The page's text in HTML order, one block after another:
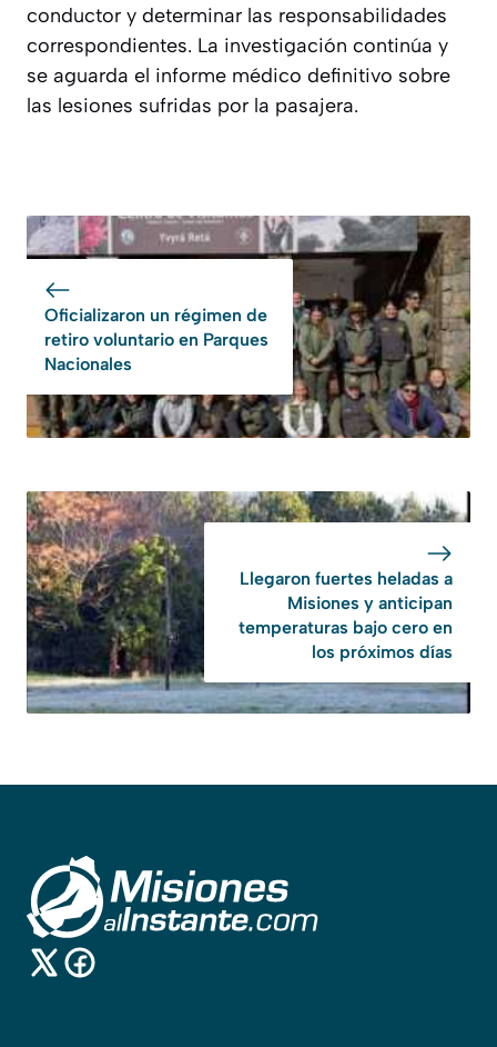
conductor y determinar las responsabilidades
correspondientes. La investigación continúa y
se aguarda el informe médico definitivo sobre
las lesiones sufridas por la pasajera.
Oficializaron un régimen de
retiro voluntario en Parques
Nacionales
Llegaron fuertes heladas a
Misiones y anticipan
temperaturas bajo cero en
los próximos días